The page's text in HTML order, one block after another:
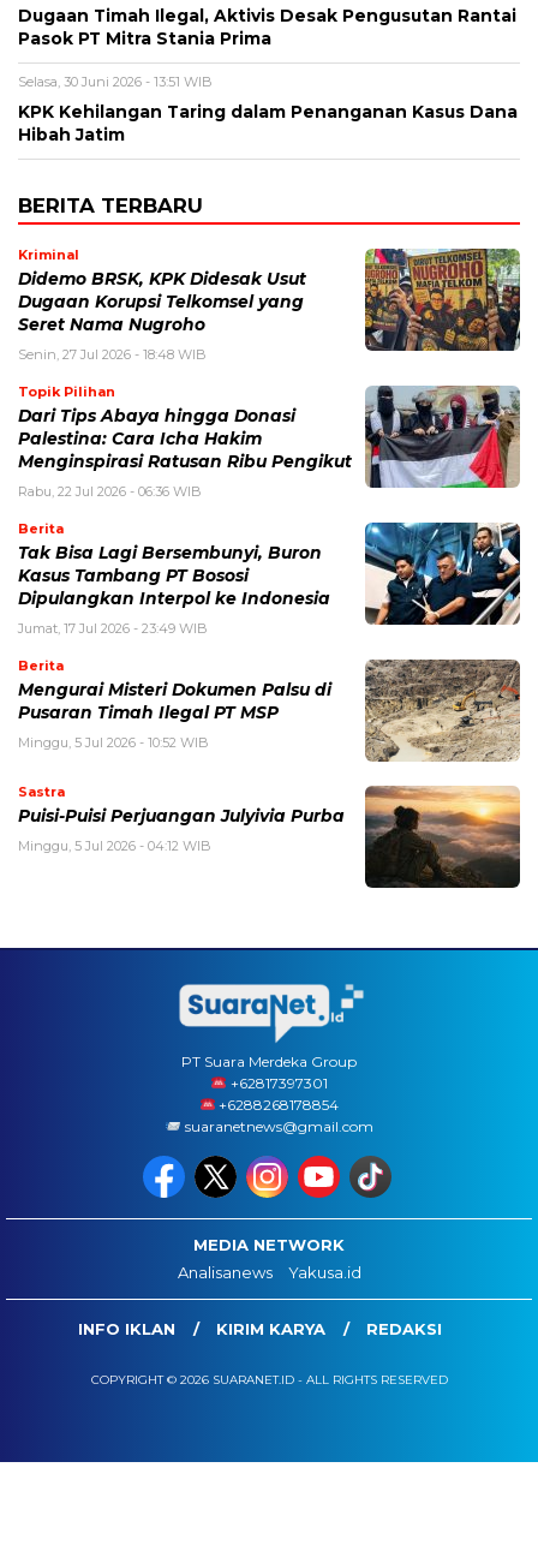
Dugaan Timah Ilegal, Aktivis Desak Pengusutan Rantai
Pasok PT Mitra Stania Prima
Selasa, 30 Juni 2026 - 13:51 WIB
KPK Kehilangan Taring dalam Penanganan Kasus Dana
Hibah Jatim
BERITA TERBARU
Kriminal
Didemo BRSK, KPK Didesak Usut
Dugaan Korupsi Telkomsel yang
Seret Nama Nugroho
Senin, 27 Jul 2026 - 18:48 WIB
Topik Pilihan
Dari Tips Abaya hingga Donasi
Palestina: Cara Icha Hakim
Menginspirasi Ratusan Ribu Pengikut
Rabu, 22 Jul 2026 - 06:36 WIB
Berita
Tak Bisa Lagi Bersembunyi, Buron
Kasus Tambang PT Bososi
Dipulangkan Interpol ke Indonesia
Jumat, 17 Jul 2026 - 23:49 WIB
Berita
Mengurai Misteri Dokumen Palsu di
Pusaran Timah Ilegal PT MSP
Minggu, 5 Jul 2026 - 10:52 WIB
Sastra
Puisi-Puisi Perjuangan Julyivia Purba
Minggu, 5 Jul 2026 - 04:12 WIB
PT Suara Merdeka Group
‪+62817397301
+6288268178854
suaranetnews@gmail.com
MEDIA NETWORK
Analisanews
Yakusa.id
INFO IKLAN KIRIM KARYA REDAKSI
COPYRIGHT © 2026 SUARANET.ID - ALL RIGHTS RESERVED